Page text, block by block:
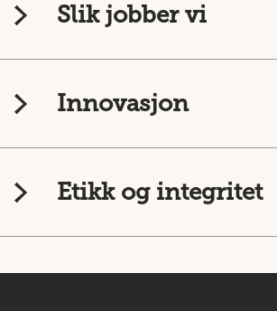
Slik jobber vi
Innovasjon
Etikk og integritet